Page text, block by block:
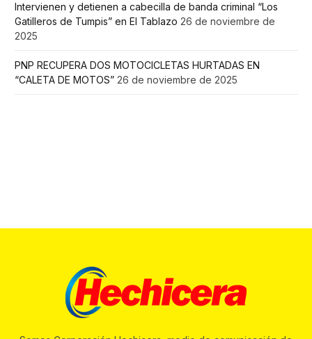
Intervienen y detienen a cabecilla de banda criminal “Los
Gatilleros de Tumpis” en El Tablazo 26 de noviembre de
2025
PNP RECUPERA DOS MOTOCICLETAS HURTADAS EN
“CALETA DE MOTOS” 26 de noviembre de 2025